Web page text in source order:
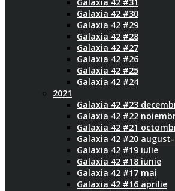
Galaxia 42 #30
Galaxia 42 #29
Galaxia 42 #28
Galaxia 42 #27
Galaxia 42 #26
Galaxia 42 #25
Galaxia 42 #24
2021
Galaxia 42 #23
Galaxia 42 #22
Galaxia 42 #21
Galaxia 42 #20
Galaxia 42 #19 iulie
Galaxia 42 #18 iunie
Galaxia 42 #17 mai
Galaxia 42 #16 aprilie